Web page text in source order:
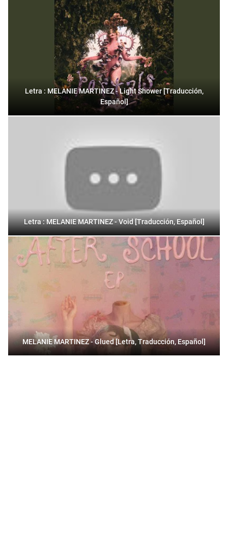
Letra : MELANIE MARTINEZ - Light Shower [Traducción,
Español]
Letra : MELANIE MARTINEZ - Void [Traducción, Español]
MELANIE MARTINEZ - Glued [Letra, Traducción, Español]